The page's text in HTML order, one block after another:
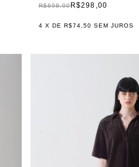
R$298,00
R$698,00
4 X DE R$74,50 SEM JUROS